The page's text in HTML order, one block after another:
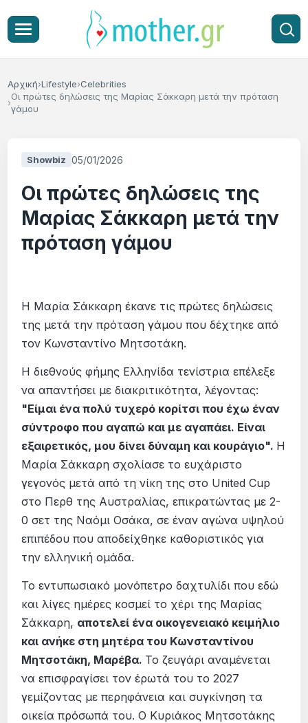
Αρχική Lifestyle Celebrities
Οι πρώτες δηλώσεις της Μαρίας Σάκκαρη μετά την πρόταση
γάμου
Showbiz 05/01/2026
Οι πρώτες δηλώσεις της
Μαρίας Σάκκαρη μετά την
πρόταση γάμου
Η Μαρία Σάκκαρη έκανε τις πρώτες δηλώσεις
της μετά την πρόταση γάμου που δέχτηκε από
τον Κωνσταντίνο Μητσοτάκη.
Η διεθνούς φήμης Ελληνίδα τενίστρια επέλεξε
να απαντήσει με διακριτικότητα, λέγοντας:
"Είμαι ένα πολύ τυχερό κορίτσι που έχω έναν
σύντροφο που αγαπώ και με αγαπάει. Είναι
εξαιρετικός, μου δίνει δύναμη και κουράγιο". Η
Μαρία Σάκκαρη σχολίασε το ευχάριστο
γεγονός μετά από τη νίκη της στο United Cup
στο Περθ της Αυστραλίας, επικρατώντας με 2-
0 σετ της Ναόμι Οσάκα, σε έναν αγώνα υψηλού
επιπέδου που αποδείχθηκε καθοριστικός για
την ελληνική ομάδα.
Το εντυπωσιακό μονόπετρο δαχτυλίδι που εδώ
και λίγες ημέρες κοσμεί το χέρι της Μαρίας
Σάκκαρη, αποτελεί ένα οικογενειακό κειμήλιο
και ανήκε στη μητέρα του Κωνσταντίνου
Μητσοτάκη, Μαρέβα. Το ζευγάρι αναμένεται
να επισφραγίσει τον έρωτά του το 2027
γεμίζοντας με περηφάνεια και συγκίνηση τα
οικεία πρόσωπά του. Ο Κυριάκος Μητσοτάκης